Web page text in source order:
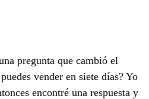
pregunta que cambió el
vender en siete días? Yo
encontré una respuesta y